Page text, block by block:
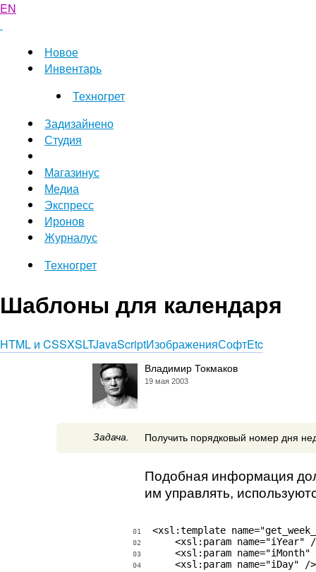
EN
Новое
Инвентарь
Техногрет
Задизайнено
Студия
Магазинус
Медиа
Экспресс
Иронов
Журналус
Техногрет
Шаблоны для календаря
HTML и CSSXSLTJavaScriptИзображенияСофтEtc
Владимир Токмаков
19 мая 2003
Задача. Получить порядковый номер дня
Подобная информация
им управлять,
01
02
03
04
<xsl:template
<xsl:param name="iYear"
<xsl:param name="iMonth"
    <xsl:param name="iDay" />